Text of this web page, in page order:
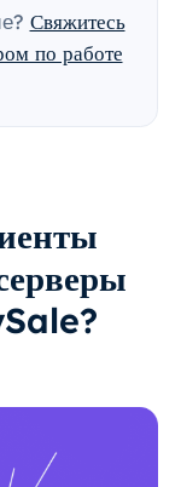
Свяжитесь
по работе